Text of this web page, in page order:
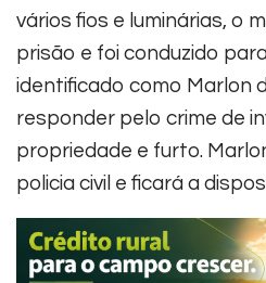
vários fios e luminárias, o
prisão e foi conduzido
identificado como Marlon
responder pelo crime de
propriedade e furto.
policia civil e ficará a